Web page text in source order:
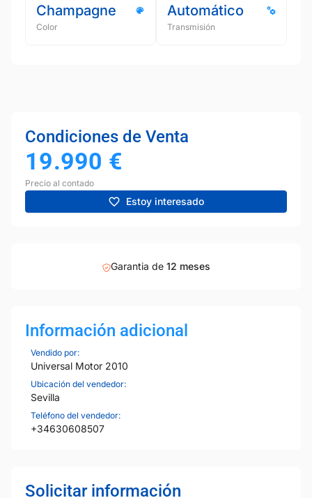
Champagne
Color
Automático
Transmisión
Condiciones de Venta
19.990 €
Precio al contado
Estoy interesado
Garantia de 12 meses
Información adicional
Vendido por:
Universal Motor 2010
Ubicación del vendedor:
Sevilla
Teléfono del vendedor:
+34630608507
Solicitar información